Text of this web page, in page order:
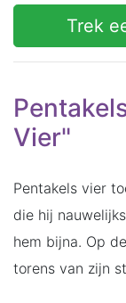
Trek
Vier"
Pentakels vier
die hij
hem bijna. Op
torens van zijn